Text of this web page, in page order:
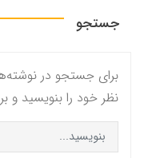
جستجو
برای جستجو در
نظر خود را بنویسید و